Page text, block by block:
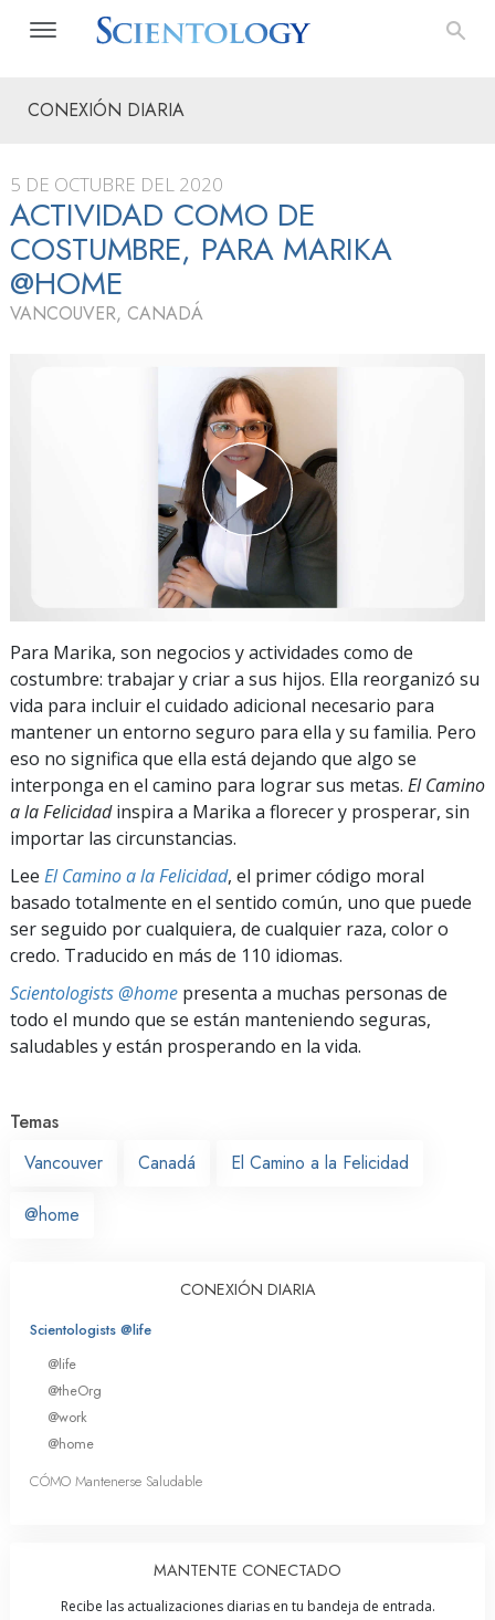
CONEXIÓN DIARIA
5 DE OCTUBRE DEL 2020
ACTIVIDAD COMO DE
COSTUMBRE, PARA MARIKA
@HOME
VANCOUVER, CANADÁ
Para Marika, son negocios y actividades como de
costumbre: trabajar y criar a sus hijos. Ella reorganizó su
vida para incluir el cuidado adicional necesario para
mantener un entorno seguro para ella y su familia. Pero
eso no significa que ella está dejando que algo se
interponga en el camino para lograr sus metas. El Camino
a la Felicidadinspira a Marika a florecer y prosperar, sin
importar las circunstancias.
Lee El Camino a la Felicidad, el primer código moral
basado totalmente en el sentido común, uno que puede
ser seguido por cualquiera, de cualquier raza, color o
credo. Traducido en más de 110 idiomas.
Scientologists @home presenta a muchas personas de
todo el mundo que se están manteniendo seguras,
saludables y están prosperando en la vida.
Temas
Vancouver
Canadá El Camino a la Felicidad
@home
CONEXIÓN DIARIA
Scientologists @life
@life
@theOrg
@work
@home
CÓMO Mantenerse Saludable
MANTENTE CONECTADO
Recibe las actualizaciones diarias en tu bandeja de entrada.